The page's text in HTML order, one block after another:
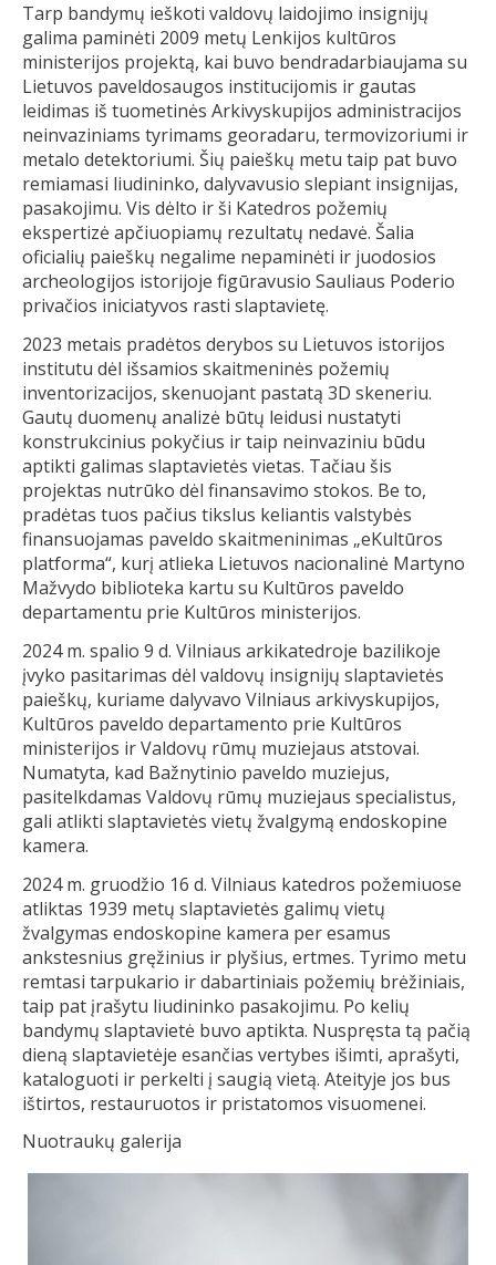
Tarp bandymų ieškoti valdovų laidojimo insignijų
galima paminėti 2009 metų Lenkijos kultūros
ministerijos projektą, kai buvo bendradarbiaujama su
Lietuvos paveldosaugos institucijomis ir gautas
leidimas iš tuometinės Arkivyskupijos administracijos
neinvaziniams tyrimams georadaru, termovizoriumi ir
metalo detektoriumi. Šių paieškų metu taip pat buvo
remiamasi liudininko, dalyvavusio slepiant insignijas,
pasakojimu. Vis dėlto ir ši Katedros požemių
ekspertizė apčiuopiamų rezultatų nedavė. Šalia
oficialių paieškų negalime nepaminėti ir juodosios
archeologijos istorijoje figūravusio Sauliaus Poderio
privačios iniciatyvos rasti slaptavietę.
2023 metais pradėtos derybos su Lietuvos istorijos
institutu dėl išsamios skaitmeninės požemių
inventorizacijos, skenuojant pastatą 3D skeneriu.
Gautų duomenų analizė būtų leidusi nustatyti
konstrukcinius pokyčius ir taip neinvaziniu būdu
aptikti galimas slaptavietės vietas. Tačiau šis
projektas nutrūko dėl finansavimo stokos. Be to,
pradėtas tuos pačius tikslus keliantis valstybės
finansuojamas paveldo skaitmeninimas „eKultūros
platforma“, kurį atlieka Lietuvos nacionalinė Martyno
Mažvydo biblioteka kartu su Kultūros paveldo
departamentu prie Kultūros ministerijos.
2024 m. spalio 9 d. Vilniaus arkikatedroje bazilikoje
įvyko pasitarimas dėl valdovų insignijų slaptavietės
paieškų, kuriame dalyvavo Vilniaus arkivyskupijos,
Kultūros paveldo departamento prie Kultūros
ministerijos ir Valdovų rūmų muziejaus atstovai.
Numatyta, kad Bažnytinio paveldo muziejus,
pasitelkdamas Valdovų rūmų muziejaus specialistus,
gali atlikti slaptavietės vietų žvalgymą endoskopine
kamera.
2024 m. gruodžio 16 d. Vilniaus katedros požemiuose
atliktas 1939 metų slaptavietės galimų vietų
žvalgymas endoskopine kamera per esamus
ankstesnius gręžinius ir plyšius, ertmes. Tyrimo metu
remtasi tarpukario ir dabartiniais požemių brėžiniais,
taip pat įrašytu liudininko pasakojimu. Po kelių
bandymų slaptavietė buvo aptikta. Nuspręsta tą pačią
dieną slaptavietėje esančias vertybes išimti, aprašyti,
kataloguoti ir perkelti į saugią vietą. Ateityje jos bus
ištirtos, restauruotos ir pristatomos visuomenei.
Nuotraukų galerija